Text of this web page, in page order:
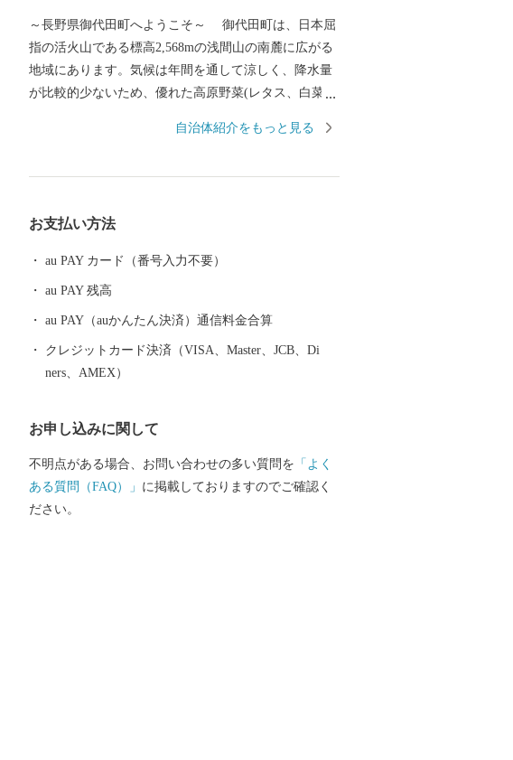
～長野県御代田町へようこそ～ 御代田町は、日本屈
指の活火山である標高2,568mの浅間山の南麓に広がる
地域にあります。気候は年間を通して涼しく、降水量
が比較的少ないため、優れた高原野菜(レタス、白菜、
には精密機械工業、食品加工と製造業が盛んであり、
長野県下でもトップクラスを誇り、年少人口や生産年
州・御代田龍神まつり」が開催されます。御代田町の
夏の一大イベントです。
自治体紹介をもっと見る
お支払い方法
au PAY カード（番号入力不要）
au PAY 残高
au PAY（auかんたん決済）通信料金合算
クレジットカード決済（VISA、Master、JCB、Di
ners、AMEX）
お申し込みに関して
不明点がある場合、お問い合わせの多い質問を 「よく
ある質問（FAQ）」 に掲載しておりますのでご確認く
ださい。